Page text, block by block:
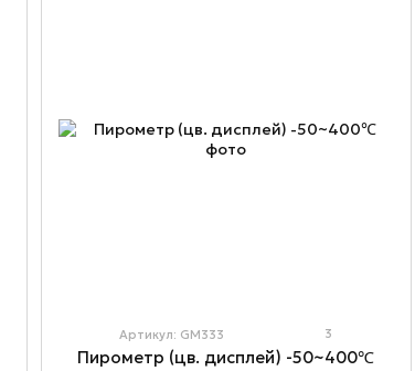
Артикул: GM333 3
Пирометр (цв. дисплей) -50~400℃